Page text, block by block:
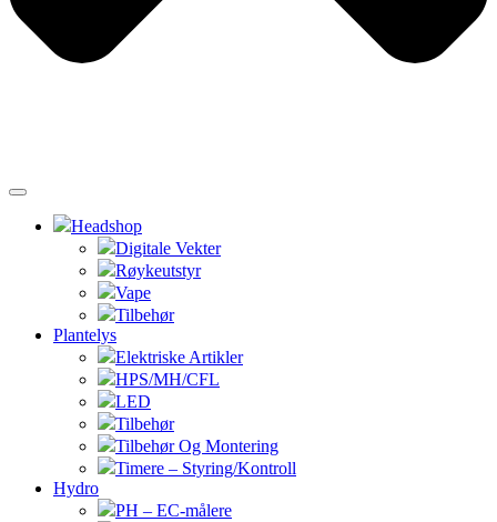
Headshop
Digitale Vekter
Røykeutstyr
Vape
Tilbehør
Plantelys
Elektriske Artikler
HPS/MH/CFL
LED
Tilbehør
Tilbehør Og Montering
Timere – Styring/Kontroll
Hydro
PH – EC-målere